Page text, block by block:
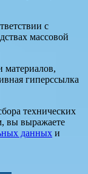
с
массовой
материалов,
гиперссылка
технических
вы выражаете
данных и